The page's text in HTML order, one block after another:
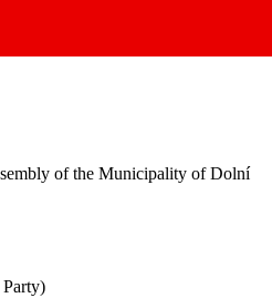
of the Municipality of Dolní
Party)